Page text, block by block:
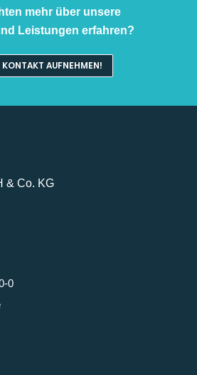
mehr über unsere
Leistungen erfahren?
AUFNEHMEN!
& Co. KG
0